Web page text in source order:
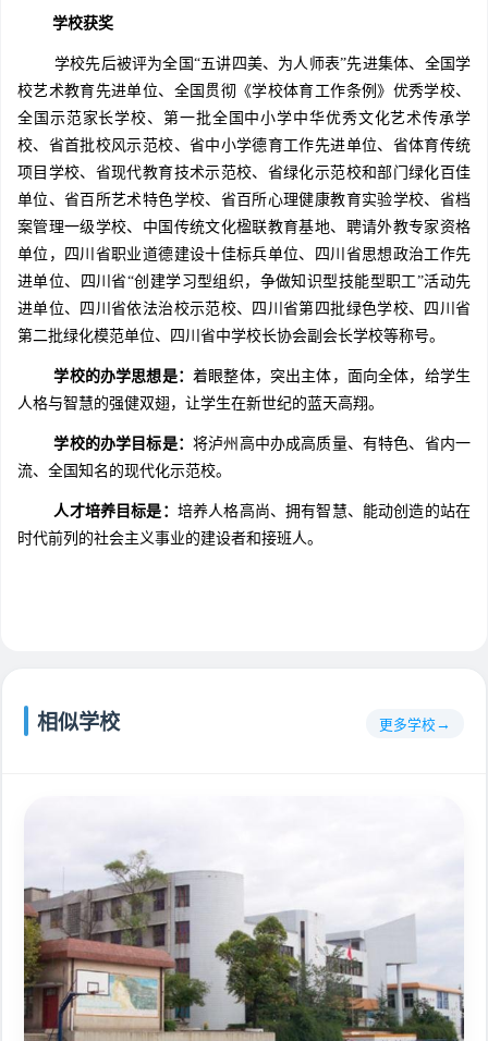
学校获奖
学校先后被评为全国“五讲四美、为人师表”先进集体、全国学
校艺术教育先进单位、全国贯彻《学校体育工作条例》优秀学校、
全国示范家长学校、第一批全国中小学中华优秀文化艺术传承学
校、省首批校风示范校、省中小学德育工作先进单位、省体育传统
项目学校、省现代教育技术示范校、省绿化示范校和部门绿化百佳
单位、省百所艺术特色学校、省百所心理健康教育实验学校、省档
案管理一级学校、中国传统文化楹联教育基地、聘请外教专家资格
单位，四川省职业道德建设十佳标兵单位、四川省思想政治工作先
进单位、四川省“创建学习型组织，争做知识型技能型职工”活动先
进单位、四川省依法治校示范校、四川省第四批绿色学校、四川省
第二批绿化模范单位、四川省中学校长协会副会长学校等称号。
学校的办学思想是：着眼整体，突出主体，面向全体，给学生
人格与智慧的强健双翅，让学生在新世纪的蓝天高翔。
学校的办学目标是：将泸州高中办成高质量、有特色、省内一
流、全国知名的现代化示范校。
人才培养目标是： 培养人格高尚、拥有智慧、能动创造的站在
时代前列的社会主义事业的建设者和接班人。
相似学校 更多学校